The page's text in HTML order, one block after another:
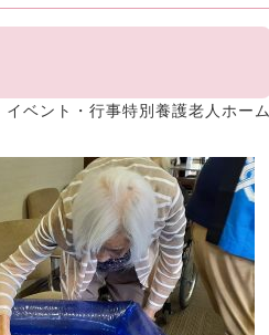
イベント・行事特別養護老人ホーム